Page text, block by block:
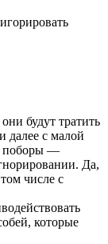
будут тратить
далее с малой
поборы —
Да,
числе с
которые